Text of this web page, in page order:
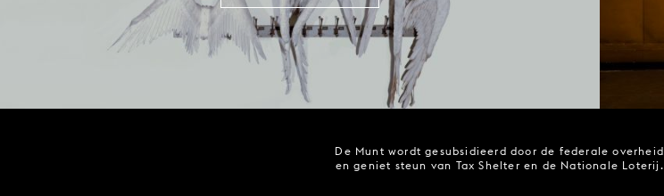
De Munt wordt gesubsidieerd door de federale overheid
en geniet steun van Tax Shelter en de Nationale Loterij.